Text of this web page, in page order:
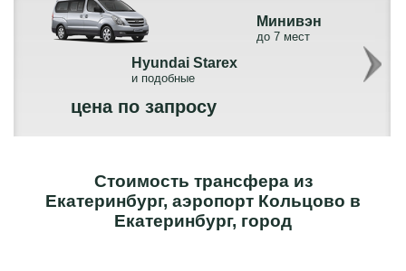
Минивэн
до 7 мест
Hyundai Starex
и подобные
цена по запросу
Стоимость трансфера из
Екатеринбург, аэропорт Кольцово в
Екатеринбург, город